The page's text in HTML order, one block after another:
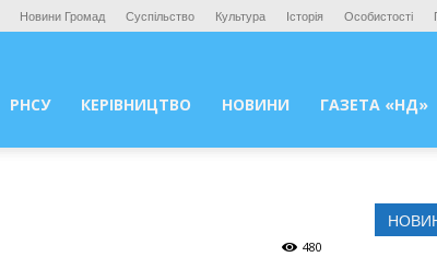
Новини Громад Суспільство Культура Історія Особистості
РНСУ КЕРІВНИЦТВО НОВИНИ ГАЗЕТА «НД»
480